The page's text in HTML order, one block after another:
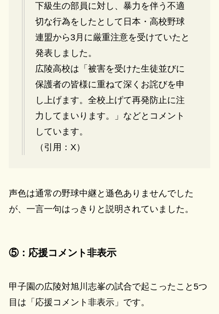
下級生の部員に対し、暴力を伴う不適
切な行為をしたとして日本・高校野球
連盟から3月に厳重注意を受けていたと
発表しました。
広陵高校は「被害を受けた生徒並びに
保護者の皆様に重ねて深くお詫びを申
し上げます。全校上げて再発防止に注
力してまいります。」などとコメント
しています。
（引用：X）
声色は通常の野球中継と遜色ありませんでした
が、一言一句はっきりと説明されていました。
⑤：応援コメント非表示
甲子園の広陵対旭川志峯の試合で起こったこと5つ
目は「応援コメント非表示」です。